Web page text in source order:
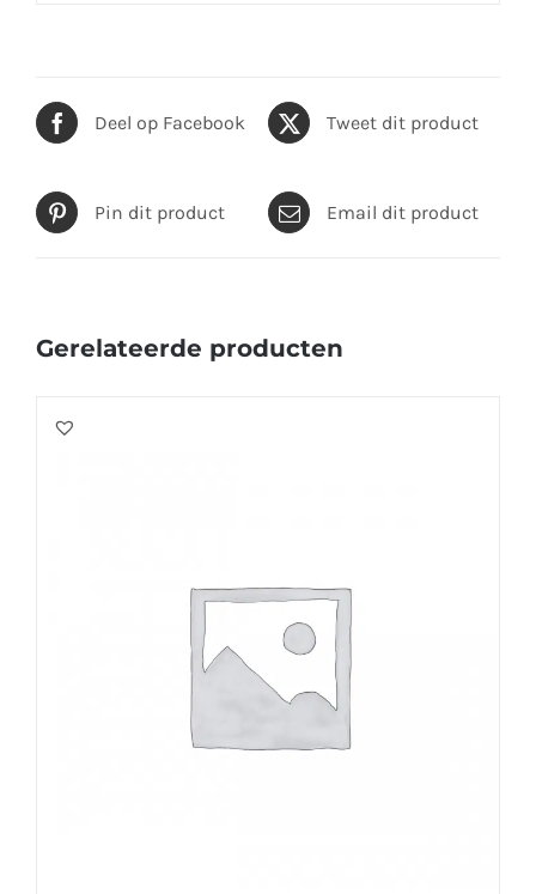
Deel op Facebook Tweet dit product
Pin dit product Email dit product
Gerelateerde producten